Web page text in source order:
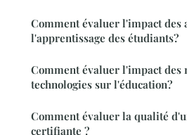
Comment évaluer l'impact des
l'apprentissage des étudiants?
Comment évaluer l'impact des
technologies sur l'éducation?
Comment évaluer la qualité
certifiante ?